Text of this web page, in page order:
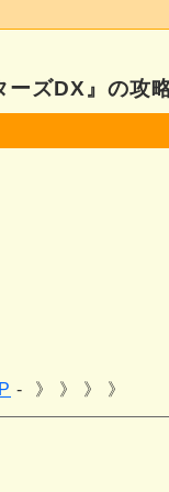
ーズDX』の攻
》 》 》